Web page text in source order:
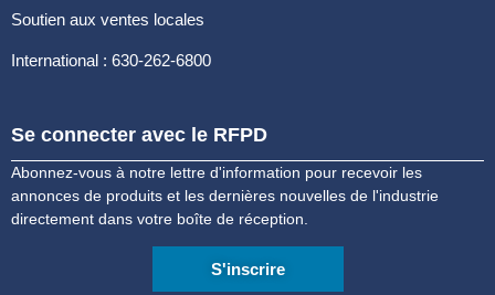
Soutien aux ventes locales
International : 630-262-6800
Se connecter avec le RFPD
Abonnez-vous à notre lettre d'information pour recevoir les
annonces de produits et les dernières nouvelles de l'industrie
directement dans votre boîte de réception.
S'inscrire